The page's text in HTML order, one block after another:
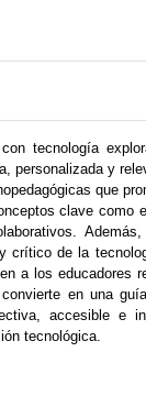
tecnología
personalizada y
que
clave como
crítico de la
a los educadores
en una
accesible e
tecnológica.